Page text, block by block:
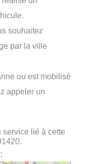
souhaitez
par la ville
ou est mobilisé
appeler un
service lié à cette